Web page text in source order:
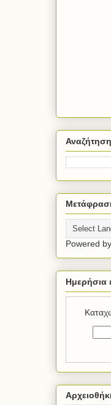
Αναζήτηση
Powered by
Ημερήσια